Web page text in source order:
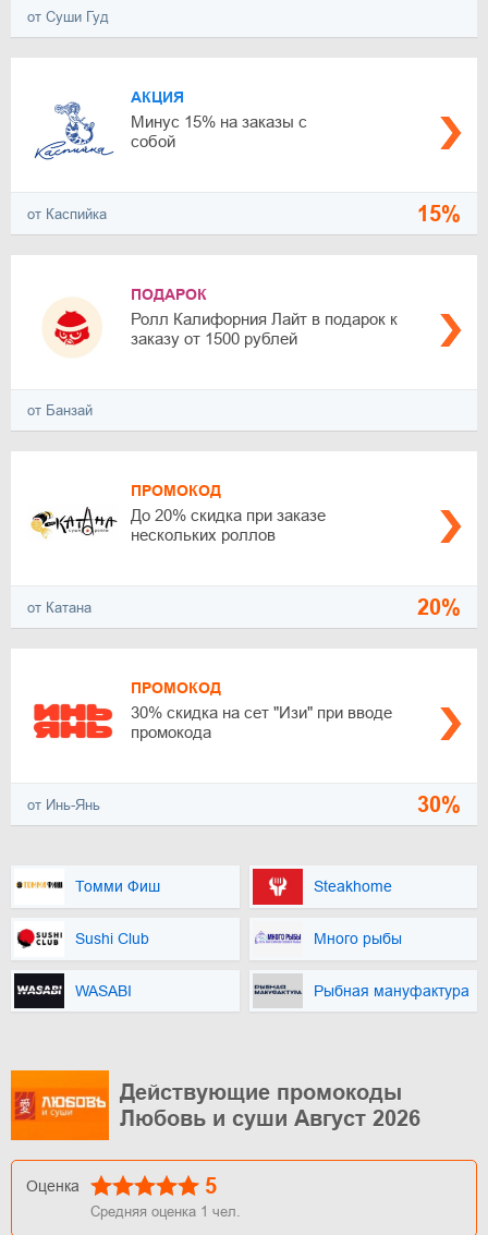
от Суши Гуд
АКЦИЯ
Минус 15% на заказы с
собой
от Каспийка 15%
ПОДАРОК
Ролл Калифорния Лайт в подарок к
заказу от 1500 рублей
от Банзай
ПРОМОКОД
До 20% скидка при заказе
нескольких роллов
от Катана 20%
ПРОМОКОД
30% скидка на сет "Изи" при вводе
промокода
от Инь-Янь 30%
Томми Фиш Steakhome
Sushi Club Много рыбы
WASABI Рыбная мануфактура
Действующие промокоды
Любовь и суши Август 2026
Оценка 5
Средняя оценка 1 чел.